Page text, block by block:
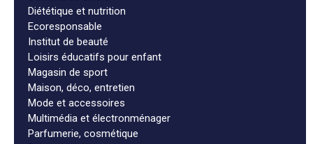
Bijouterie, Horlogerie, Joaillerie
Aélys Bijouterie
Saint-Paul-Les-Dax (40)